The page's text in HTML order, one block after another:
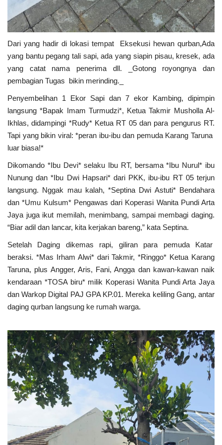
Dari yang hadir di lokasi tempat Eksekusi hewan qurban,Ada
yang bantu pegang tali sapi, ada yang siapin pisau, kresek, ada
yang catat nama penerima dll. _Gotong royongnya dan
pembagian Tugas bikin merinding._
Penyembelihan 1 Ekor Sapi dan 7 ekor Kambing, dipimpin
langsung *Bapak Imam Turmudzi*, Ketua Takmir Musholla Al-
Ikhlas, didampingi *Rudy* Ketua RT 05 dan para pengurus RT.
Tapi yang bikin viral: *peran ibu-ibu dan pemuda Karang Taruna
luar biasa!*
Dikomando *Ibu Devi* selaku Ibu RT, bersama *Ibu Nurul* ibu
Nunung dan *Ibu Dwi Hapsari* dari PKK, ibu-ibu RT 05 terjun
langsung. Nggak mau kalah, *Septina Dwi Astuti* Bendahara
dan *Umu Kulsum* Pengawas dari Koperasi Wanita Pundi Arta
Jaya juga ikut memilah, menimbang, sampai membagi daging.
“Biar adil dan lancar, kita kerjakan bareng,” kata Septina.
Setelah Daging dikemas rapi, giliran para pemuda Katar
beraksi. *Mas Irham Alwi* dari Takmir, *Ringgo* Ketua Karang
Taruna, plus Angger, Aris, Fani, Angga dan kawan-kawan naik
kendaraan *TOSA biru* milik Koperasi Wanita Pundi Arta Jaya
dan Warkop Digital PAJ GPA KP.01. Mereka keliling Gang, antar
daging qurban langsung ke rumah warga.